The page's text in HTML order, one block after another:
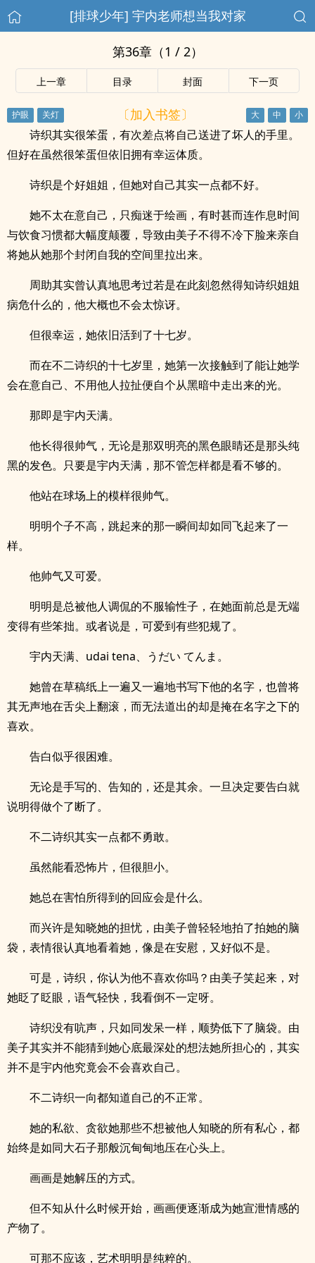
[排球少年] 宇内老师想当我对家
第36章（1 / 2）
上一章 目录 封面 下一页
〔加入书签〕
诗织其实很笨蛋，有次差点将自己送进了坏人的手里。
但好在虽然很笨蛋但依旧拥有幸运体质。
诗织是个好姐姐，但她对自己其实一点都不好。
她不太在意自己，只痴迷于绘画，有时甚而连作息时间
与饮食习惯都大幅度颠覆，导致由美子不得不冷下脸来亲自
将她从她那个封闭自我的空间里拉出来。
周助其实曾认真地思考过若是在此刻忽然得知诗织姐姐
病危什么的，他大概也不会太惊讶。
但很幸运，她依旧活到了十七岁。
而在不二诗织的十七岁里，她第一次接触到了能让她学
会在意自己、不用他人拉扯便自个从黑暗中走出来的光。
那即是宇内天满。
他长得很帅气，无论是那双明亮的黑色眼睛还是那头纯
黑的发色。只要是宇内天满，那不管怎样都是看不够的。
他站在球场上的模样很帅气。
明明个子不高，跳起来的那一瞬间却如同飞起来了一
样。
他帅气又可爱。
明明是总被他人调侃的不服输性子，在她面前总是无端
变得有些笨拙。或者说是，可爱到有些犯规了。
宇内天满、udai tena、うだい てんま。
她曾在草稿纸上一遍又一遍地书写下他的名字，也曾将
其无声地在舌尖上翻滚，而无法道出的却是掩在名字之下的
喜欢。
告白似乎很困难。
无论是手写的、告知的，还是其余。一旦决定要告白就
说明得做个了断了。
不二诗织其实一点都不勇敢。
虽然能看恐怖片，但很胆小。
她总在害怕所得到的回应会是什么。
而兴许是知晓她的担忧，由美子曾轻轻地拍了拍她的脑
袋，表情很认真地看着她，像是在安慰，又好似不是。
可是，诗织，你认为他不喜欢你吗？由美子笑起来，对
她眨了眨眼，语气轻快，我看倒不一定呀。
诗织没有吭声，只如同发呆一样，顺势低下了脑袋。由
美子其实并不能猜到她心底最深处的想法她所担心的，其实
并不是宇内他究竟会不会喜欢自己。
不二诗织一向都知道自己的不正常。
她的私欲、贪欲她那些不想被他人知晓的所有私心，都
始终是如同大石子那般沉甸甸地压在心头上。
画画是她解压的方式。
但不知从什么时候开始，画画便逐渐成为她宣泄情感的
产物了。
可那不应该，艺术明明是纯粹的。